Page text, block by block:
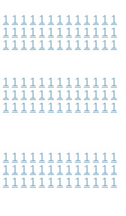
1 1 1 1 1 1 1 1 1 1 1 1 1
1 1 1 1 1 1 1 1 1 1 1 1 1
1 1 1 1 1 1 1 1 1 1 1 1 1
1 1 1 1 1 1 1 1 1 1 1 1 1
1 1 1 1 1 1 1 1 1 1 1 1 1
1 1 1 1 1 1 1 1 1 1 1 1 1
1 1 1 1 1 1 1 1 1 1 1 1 1
1 1 1 1 1 1 1 1 1 1 1 1 1
1 1 1 1 1 1 1 1 1 1 1 1 1